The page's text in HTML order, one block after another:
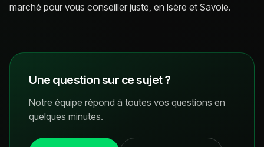
marché pour vous conseiller juste, en Isère et Savoie.
Une question sur ce sujet ?
Notre équipe répond à toutes vos questions en
quelques minutes.